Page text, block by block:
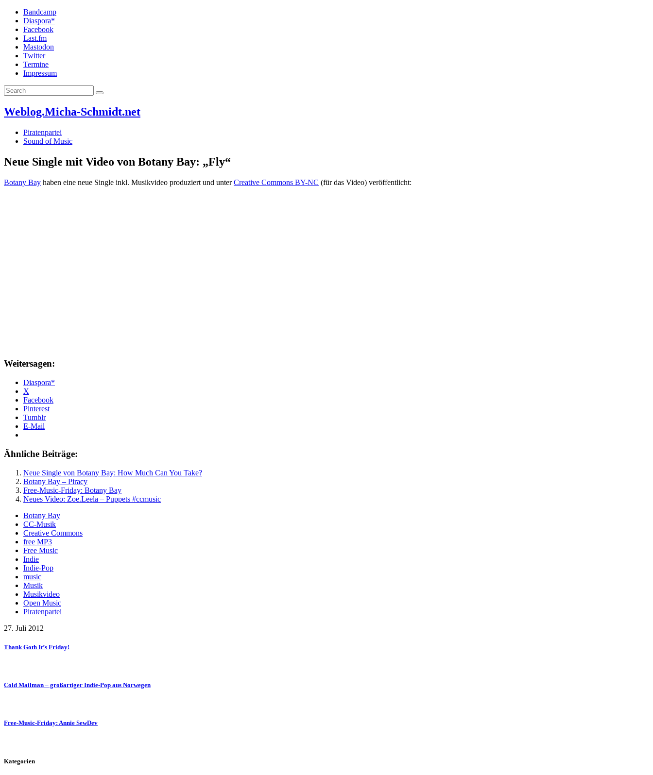
Bandcamp
Diaspora*
Facebook
Last.fm
Mastodon
Twitter
Termine
Impressum
Weblog.Micha-Schmidt.net
Piratenpartei
Sound of Music
Neue Single mit Video von Botany Bay: „Fly“
Botany Bay haben eine neue Single inkl. Musikvideo produziert und unterCreative Commons BY-NC (für das Video) veröffentlicht:
Weitersagen:
Diaspora*
X
Facebook
Pinterest
Tumblr
E-Mail
Ähnliche Beiträge:
Neue Single von Botany Bay: How Much Can You Take?
Botany Bay – Piracy
Free-Music-Friday: Botany Bay
Neues Video: Zoe.Leela – Puppets #ccmusic
Botany Bay
CC-Musik
Creative Commons
free MP3
Free Music
Indie
Indie-Pop
music
Musik
Musikvideo
Open Music
Piratenpartei
27. Juli 2012
Thank Goth It’s Friday!
Cold Mailman – großartiger Indie-Pop aus Norwegen
Free-Music-Friday: Annie SewDev
Kategorien